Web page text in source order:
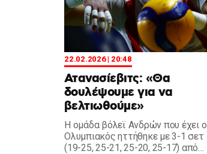
22.02.2026 | 20:48
Ατανασίεβιτς: «Θα
δουλέψουμε για να
βελτιωθούμε»
Η ομάδα βόλεϊ Ανδρών που έχει ο
Ολυμπιακός ηττήθηκε με 3-1 σετ
(19-25, 25-21, 25-20, 25-17) από